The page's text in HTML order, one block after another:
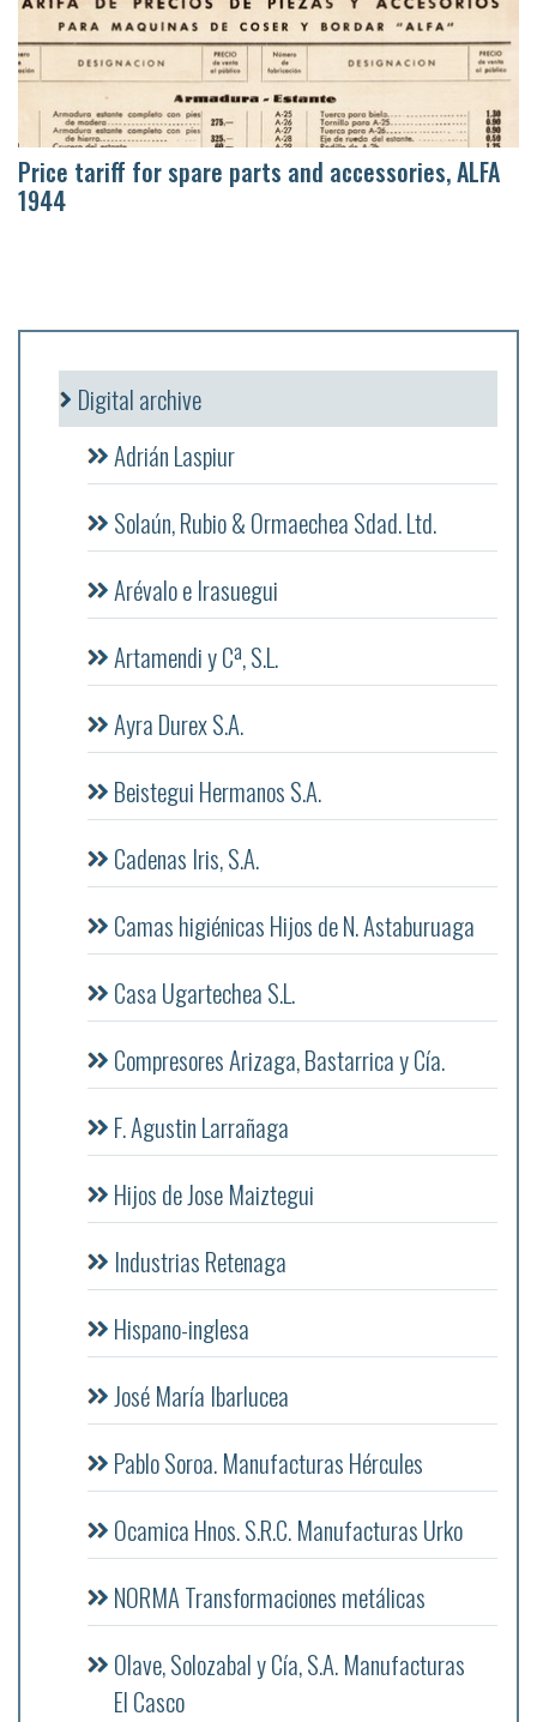
Price tariff for spare parts and accessories, ALFA
1944
Digital archive
Adrián Laspiur
Solaún, Rubio & Ormaechea Sdad. Ltd.
Arévalo e Irasuegui
Artamendi y Cª, S.L.
Ayra Durex S.A.
Beistegui Hermanos S.A.
Cadenas Iris, S.A.
Camas higiénicas Hijos de N. Astaburuaga
Casa Ugartechea S.L.
Compresores Arizaga, Bastarrica y Cía.
F. Agustin Larrañaga
Hijos de Jose Maiztegui
Industrias Retenaga
Hispano-inglesa
José María Ibarlucea
Pablo Soroa. Manufacturas Hércules
Ocamica Hnos. S.R.C. Manufacturas Urko
NORMA Transformaciones metálicas
Olave, Solozabal y Cía, S.A. Manufacturas
El Casco